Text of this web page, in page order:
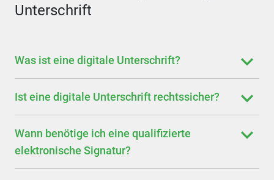
Unterschrift
Was ist eine digitale Unterschrift?
Ist eine digitale Unterschrift rechtssicher?
Wann benötige ich eine qualifizierte
elektronische Signatur?